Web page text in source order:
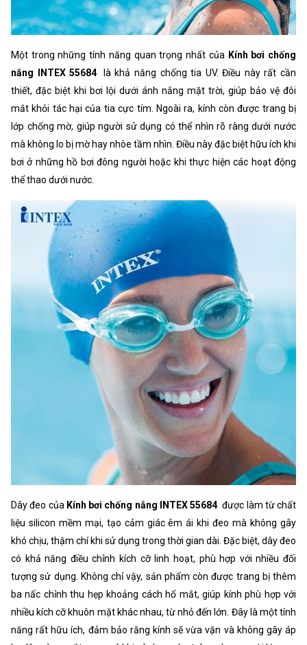
Một trong những tính năng quan trọng nhất của Kính bơi chống
nắng INTEX 55684
là khả năng chống tia UV. Điều này rất cần
thiết, đặc biệt khi bơi lội dưới ánh nắng mặt trời, giúp bảo vệ đôi
mắt khỏi tác hại của tia cực tím. Ngoài ra, kính còn được trang bị
lớp chống mờ, giúp người sử dụng có thể nhìn rõ ràng dưới nước
mà không lo bị mờ hay nhòe tầm nhìn. Điều này đặc biệt hữu ích khi
bơi ở những hồ bơi đông người hoặc khi thực hiện các hoạt động
thể thao dưới nước.
Dây đeo của Kính bơi chống nắng INTEX 55684 được làm từ chất
liệu silicon mềm mại, tạo cảm giác êm ái khi đeo mà không gây
khó chịu, thậm chí khi sử dụng trong thời gian dài. Đặc biệt, dây đeo
có khả năng điều chỉnh kích cỡ linh hoạt, phù hợp với nhiều đối
tượng sử dụng. Không chỉ vậy, sản phẩm còn được trang bị thêm
ba nấc chỉnh thu hẹp khoảng cách hố mắt, giúp kính phù hợp với
nhiều kích cỡ khuôn mặt khác nhau, từ nhỏ đến lớn. Đây là một tính
năng rất hữu ích, đảm bảo rằng kính sẽ vừa vặn và không gây áp